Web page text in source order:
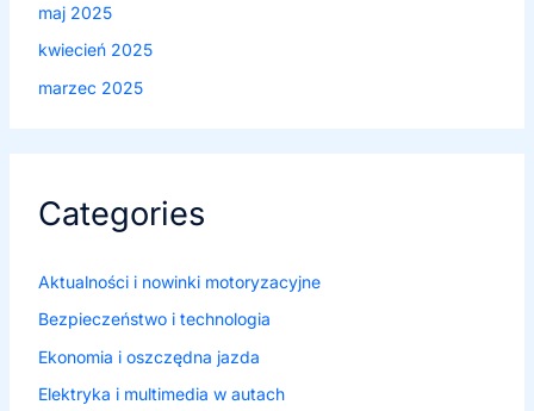
maj 2025
kwiecień 2025
marzec 2025
Categories
Aktualności i nowinki motoryzacyjne
Bezpieczeństwo i technologia
Ekonomia i oszczędna jazda
Elektryka i multimedia w autach